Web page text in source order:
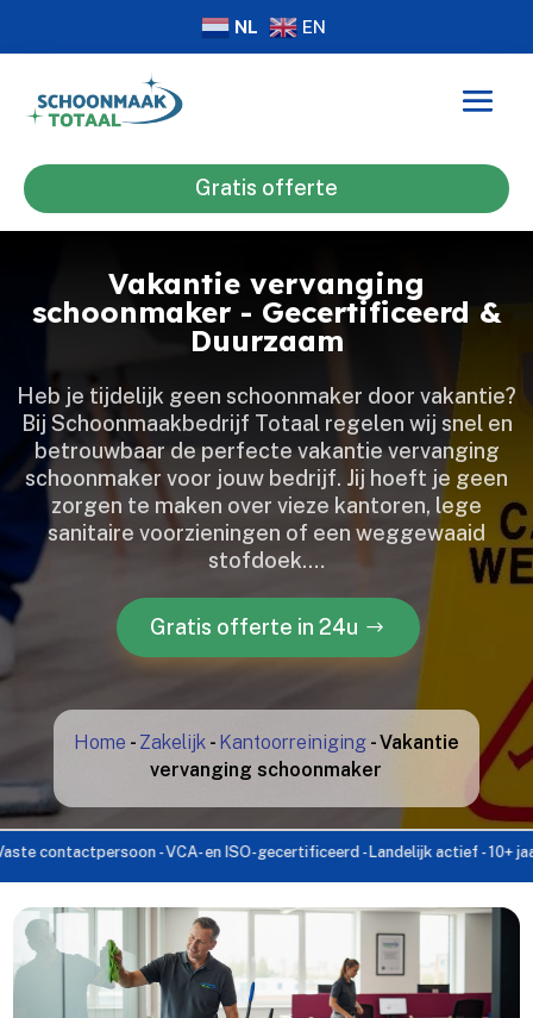
NL EN
Gratis offerte
Vakantie vervanging
schoonmaker - Gecertificeerd &
Duurzaam
Heb je tijdelijk geen schoonmaker door vakantie?
Bij Schoonmaakbedrijf Totaal regelen wij snel en
betrouwbaar de perfecte vakantie vervanging
schoonmaker voor jouw bedrijf.​ Jij hoeft je geen
zorgen te maken over vieze kantoren, lege
sanitaire voorzieningen of een weggewaaid
stofdoek.​…
Gratis offerte in 24u
Home - Zakelijk- Kantoorreiniging-Vakantie
vervanging schoonmaker
- VCA- en ISO-gecertificeerd - Landelijk actief - 10+ jaar